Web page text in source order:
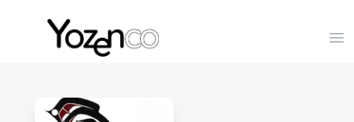
Yozenco - Organisateur de Salons, Evénements et